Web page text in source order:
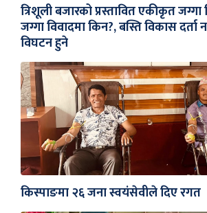
त्रिशूली बजारको प्रस्तावित एकीकृत
जग्गा विवादमा किन?, बस्ति विकास
विघटन हुने
किस्पाङमा २६ जना स्वयंसेवीले दिए रगत